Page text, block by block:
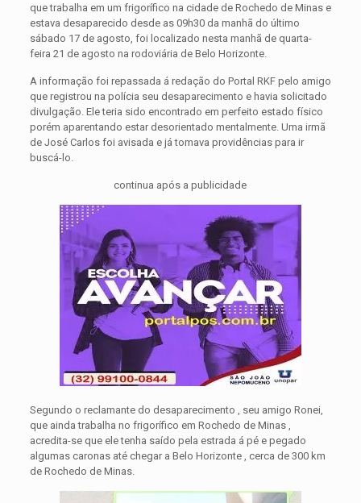
que trabalha em um frigorífico na cidade de Rochedo de Minas e
estava desaparecido desde as 09h30 da manhã do último
sábado 17 de agosto, foi localizado nesta manhã de quarta-
feira 21 de agosto na rodoviária de Belo Horizonte.
A informação foi repassada á redação do Portal RKF pelo amigo
que registrou na polícia seu desaparecimento e havia solicitado
divulgação. Ele teria sido encontrado em perfeito estado físico
porém aparentando estar desorientado mentalmente. Uma irmã
de José Carlos foi avisada e já tomava providências para ir
buscá-lo.
continua após a publicidade
Segundo o reclamante do desaparecimento , seu amigo Ronei,
que ainda trabalha no frigorífico em Rochedo de Minas ,
acredita-se que ele tenha saído pela estrada á pé e pegado
algumas caronas até chegar a Belo Horizonte , cerca de 300 km
de Rochedo de Minas.